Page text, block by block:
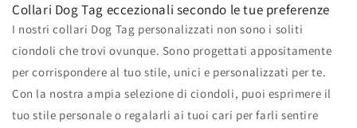
Collari Dog Tag eccezionali secondo le tue preferenze
I nostri collari Dog Tag personalizzati non sono i soliti
ciondoli che trovi ovunque. Sono progettati appositamente
per corrispondere al tuo stile, unici e personalizzati per te.
Con la nostra ampia selezione di ciondoli, puoi esprimere il
tuo stile personale o regalarli ai tuoi cari per farli sentire